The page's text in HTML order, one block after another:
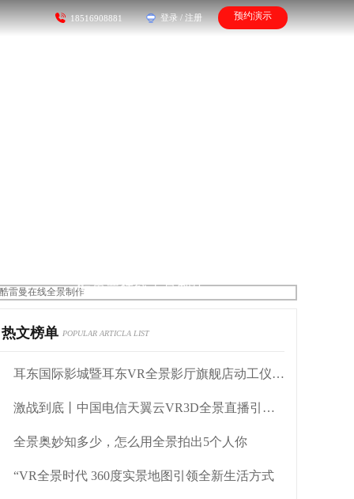
18516908881 登录 / 注册 预约演示
酷雷曼在线全景制作
热文榜单 POPULAR ARTICLA LIST
耳东国际影城暨耳东VR全景影厅旗舰店动工仪式盛大举行
激战到底丨中国电信天翼云VR3D全景直播引燃拳击热火
全景奥妙知多少，怎么用全景拍出5个人你
“VR全景时代 360度实景地图引领全新生活方式